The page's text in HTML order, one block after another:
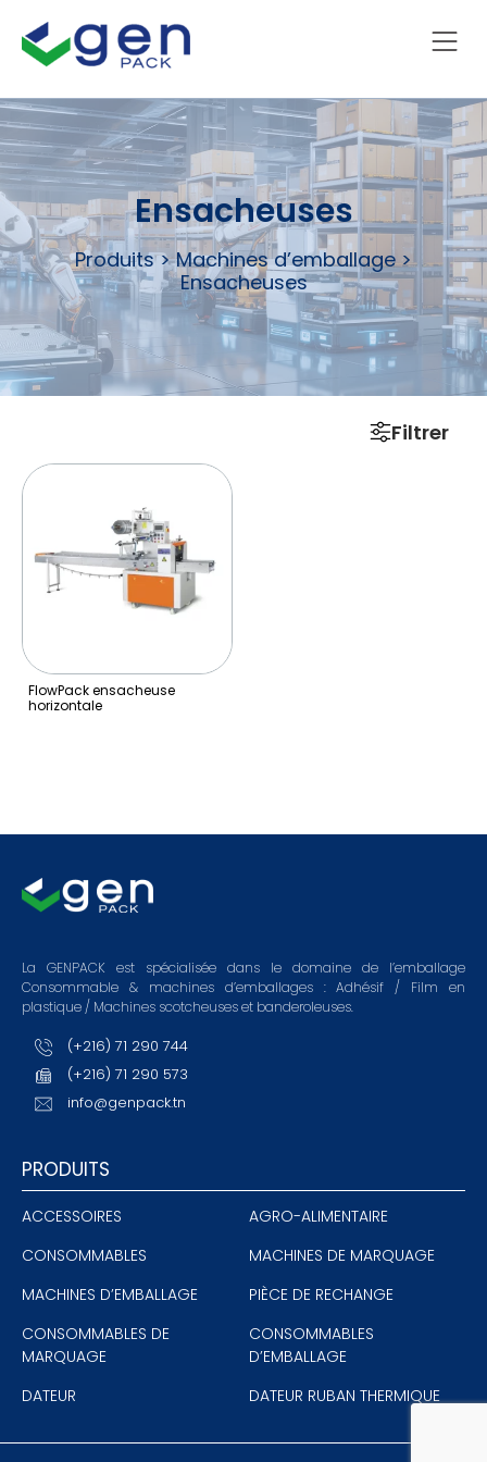
Ensacheuses
Produits>Machines d’emballage>
Ensacheuses
Filtrer
FlowPack ensacheuse
horizontale
La GENPACK est spécialisée dans le domaine de l’emballage
Consommable & machines d’emballages : Adhésif / Film en
plastique / Machines scotcheuses et banderoleuses.
(+216) 71 290 744
(+216) 71 290 573
info@genpack.tn
PRODUITS
ACCESSOIRES
AGRO-ALIMENTAIRE
CONSOMMABLES
MACHINES DE MARQUAGE
MACHINES D’EMBALLAGE
PIÈCE DE RECHANGE
CONSOMMABLES DE
MARQUAGE
CONSOMMABLES
D’EMBALLAGE
DATEUR
DATEUR RUBAN THERMIQUE